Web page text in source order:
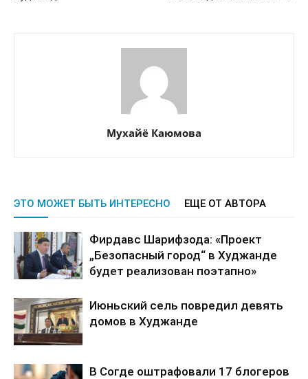
Мухайё Каюмова
ЭТО МОЖЕТ БЫТЬ ИНТЕРЕСНО ЕЩЕ ОТ АВТОРА
Фирдавс Шарифзода: «Проект
„Безопасный город“ в Худжанде
будет реализован поэтапно»
Июньский сель повредил девять
домов в Худжанде
В Согде оштрафовали 17 блогеров